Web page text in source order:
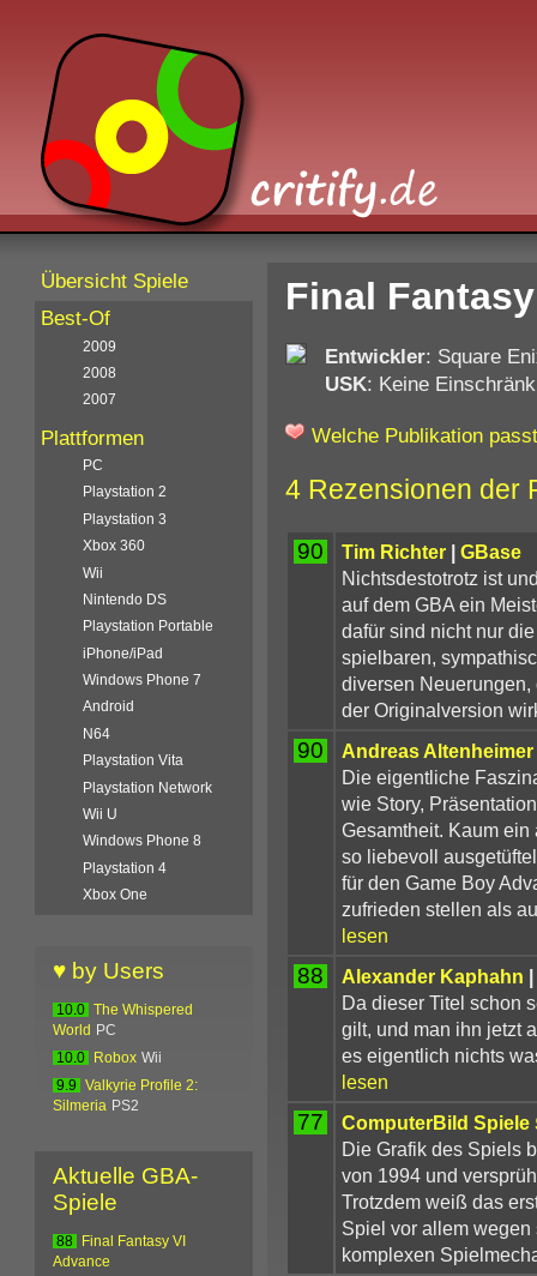
Final
Entwickler: Square
USK: Keine
Welche Publikation
4 Rezensionen der
90 Tim Richter| GBase
Nichtsdestotrotz ist
auf dem GBA ein
dafür sind nicht nur
spielbaren,
diversen
der Originalversion
90 Andreas Altenheimer
Die eigentliche
wie Story,
Gesamtheit. Kaum
so liebevoll
für den Game Boy
zufrieden stellen als
lesen
88 Alexander Kaphahn |
Da dieser Titel schon
gilt, und man ihn jetzt
es eigentlich nichts
lesen
77 ComputerBild Spiele
Die Grafik des Spiels
von 1994 und
Trotzdem weiß das
Spiel vor allem
komplexen
Übersicht Spiele
Best-Of
2009
2008
2007
Plattformen
PC
Playstation 2
Playstation 3
Xbox 360
Wii
Nintendo DS
Playstation Portable
iPhone/iPad
Windows Phone 7
Android
N64
Playstation Vita
Playstation Network
Wii U
Windows Phone 8
Playstation 4
Xbox One
♥ by Users
10.0
The Whispered
World
PC
10.0
Robox Wii
9.9
Valkyrie Profile 2:
Silmeria PS2
Aktuelle GBA-
Spiele
88
Final Fantasy VI
Advance